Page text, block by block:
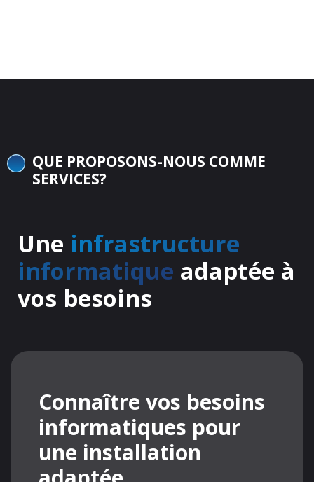
QUE PROPOSONS-NOUS COMME
SERVICES?
Une infrastructure
informatique adaptée à
vos besoins
Connaître vos besoins
informatiques pour
une installation